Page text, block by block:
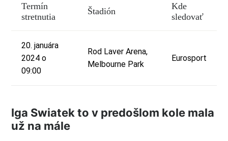
Termín
stretnutia
Štadión
Kde
sledovať
20. januára
2024 o
09:00
Rod Laver Arena,
Melbourne Park
Eurosport
Iga Swiatek to v predošlom kole mala
už na mále